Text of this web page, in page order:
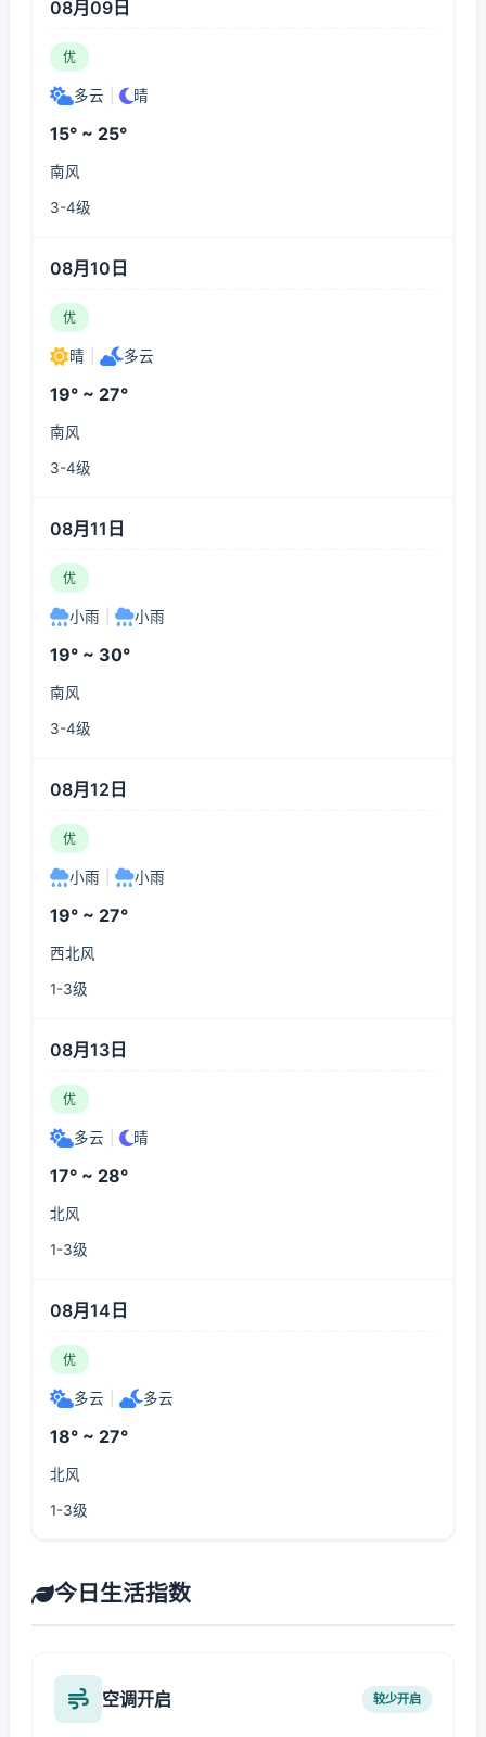
08月09日
优
多云 晴
15° ~ 25°
南风
3-4级
08月10日
优
晴 多云
19° ~ 27°
南风
3-4级
08月11日
优
小雨 小雨
19° ~ 30°
南风
3-4级
08月12日
优
小雨 小雨
19° ~ 27°
西北风
1-3级
08月13日
优
多云 晴
17° ~ 28°
北风
1-3级
08月14日
优
多云 多云
18° ~ 27°
北风
1-3级
今日生活指数
空调开启 较少开启